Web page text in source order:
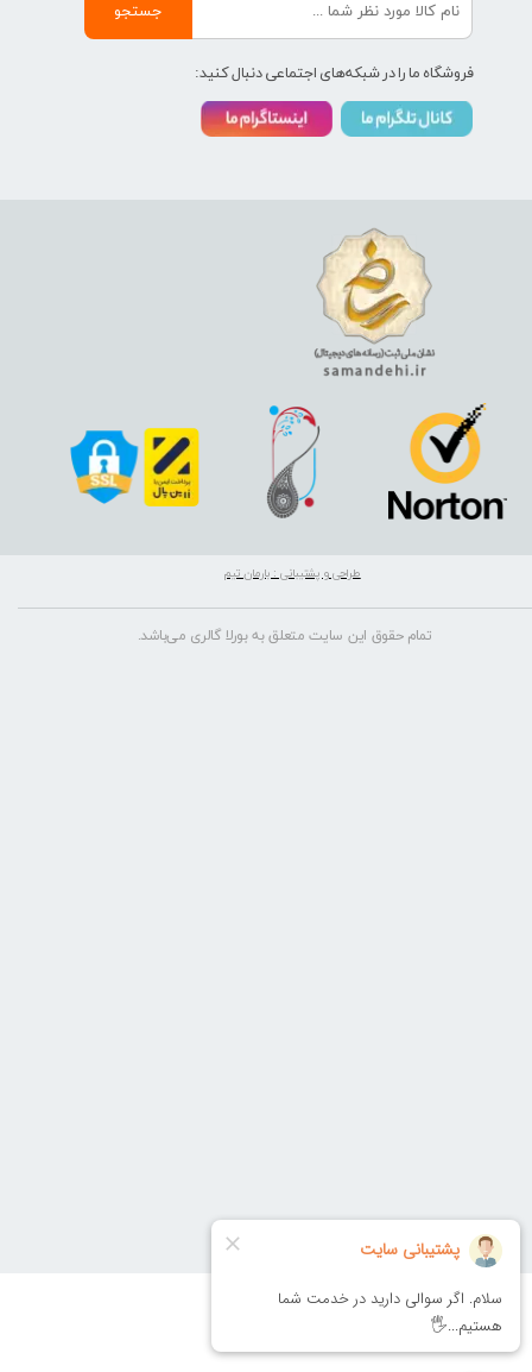
تمام حقوق این سایت متعلق به بورلا گالری می‌باشد.
طراحی و پشتیبانی : بارمان تیم
جستجو
فروشگاه ما را در شبکه‌های اجتماعی دنبال کنید: